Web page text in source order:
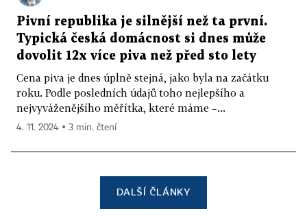
Pivní republika je silnější než ta první.
Typická česká domácnost si dnes může
dovolit 12x více piva než před sto lety
Cena piva je dnes úplně stejná, jako byla na začátku
roku. Podle posledních údajů toho nejlepšího a
nejvyváženějšího měřítka, které máme –...
4. 11. 2024 ▪ 3 min. čtení
DALŠÍ ČLÁNKY